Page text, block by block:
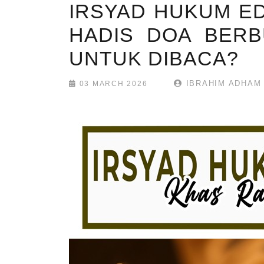
IRSYAD HUKUM
HADIS DOA
UNTUK DIBACA?
03 MARCH 2026 IBRAHIM ADHAM